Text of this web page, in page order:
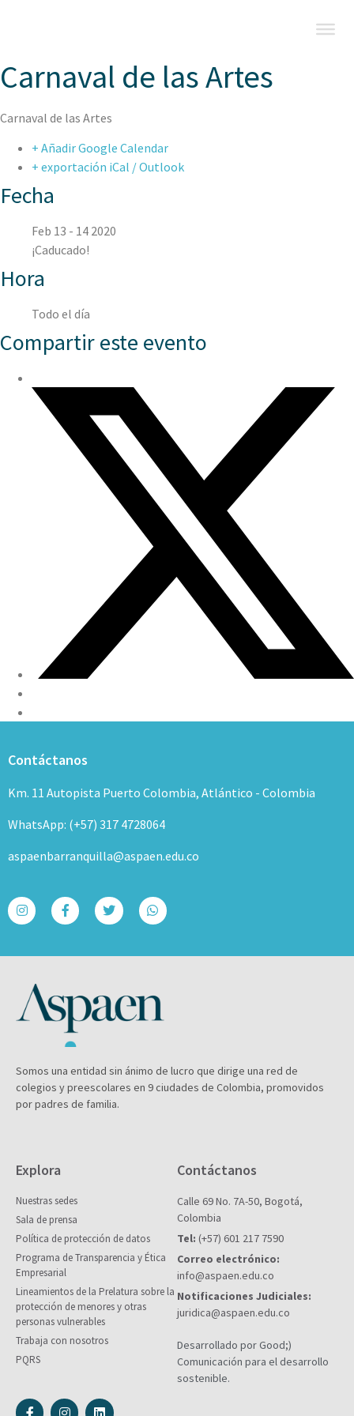
Carnaval de las Artes
Carnaval de las Artes
+ Añadir Google Calendar
+ exportación iCal / Outlook
Fecha
Feb 13 - 14 2020
¡Caducado!
Hora
Todo el día
Compartir este evento
Contáctanos
Km. 11 Autopista Puerto Colombia, Atlántico - Colombia
WhatsApp: (+57) 317 4728064
aspaenbarranquilla@aspaen.edu.co
Somos una entidad sin ánimo de lucro que dirige una red de
colegios y preescolares en 9 ciudades de Colombia, promovidos
por padres de familia.
Explora
Nuestras sedes
Sala de prensa
Política de protección de datos
Programa de Transparencia y Ética
Empresarial
Lineamientos de la Prelatura sobre la
protección de menores y otras
personas vulnerables
Trabaja con nosotros
PQRS
Contáctanos
Calle 69 No. 7A-50, Bogotá,
Colombia
Tel: (+57) 601 217 7590
Correo electrónico:
info@aspaen.edu.co
Notificaciones Judiciales:
juridica@aspaen.edu.co
Desarrollado por Good;)
Comunicación para el desarrollo
sostenible.